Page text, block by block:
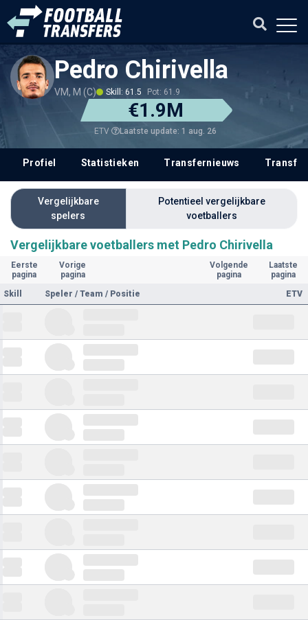
Pedro Chirivella
VM, M (C) Skill: 61.5 Pot: 61.9
€1.9M
ETV Laatste update: 1 aug. 26
Profiel Statistieken Transfernieuws
Vergelijkbare
spelers
Potentieel vergelijkbare
voetballers
Vergelijkbare voetballers met Pedro Chirivella
Eerste
pagina
Vorige
pagina
Volgende
pagina
Laatste
pagina
Skill
Speler / Team / Positie ETV